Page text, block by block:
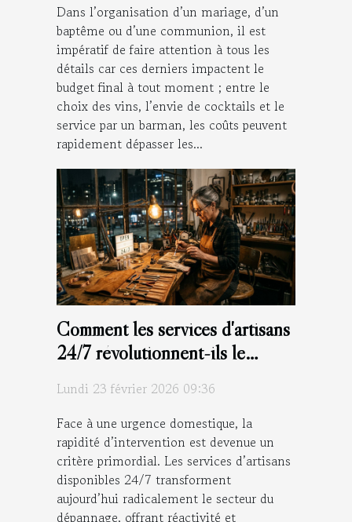
Dans l’organisation d’un mariage, d’un
baptême ou d’une communion, il est
impératif de faire attention à tous les
détails car ces derniers impactent le
budget final à tout moment ; entre le
choix des vins, l’envie de cocktails et le
service par un barman, les coûts peuvent
rapidement dépasser les...
Comment les services d'artisans
24/7 révolutionnent-ils le
Lundi 23 février 2026 09:36
Face à une urgence domestique, la
rapidité d’intervention est devenue un
critère primordial. Les services d’artisans
disponibles 24/7 transforment
aujourd’hui radicalement le secteur du
dépannage, offrant réactivité et